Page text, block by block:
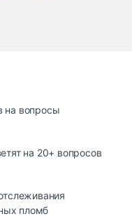
на вопросы
на 20+ вопросов
пломб